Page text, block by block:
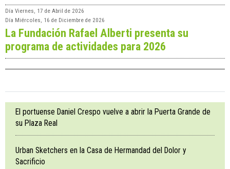
Día Viernes, 17 de Abril de 2026
Día Miércoles, 16 de Diciembre de 2026
La Fundación Rafael Alberti presenta su
programa de actividades para 2026
El portuense Daniel Crespo vuelve a abrir la Puerta Grande de
su Plaza Real
Urban Sketchers en la Casa de Hermandad del Dolor y
Sacrificio